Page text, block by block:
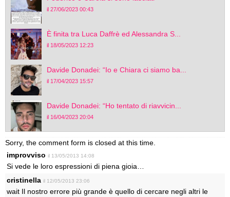
il 27/06/2023 00:43
È finita tra Luca Daffrè ed Alessandra S...
il 18/05/2023 12:23
Davide Donadei: “Io e Chiara ci siamo ba...
il 17/04/2023 15:57
Davide Donadei: “Ho tentato di riavvicin...
il 16/04/2023 20:04
Sorry, the comment form is closed at this time.
improvviso il 13/05/2013 14:08
Si vede le loro espressioni di piena gioia…
cristinella il 12/05/2013 23:06
wait Il nostro errore più grande è quello di cercare negli altri le